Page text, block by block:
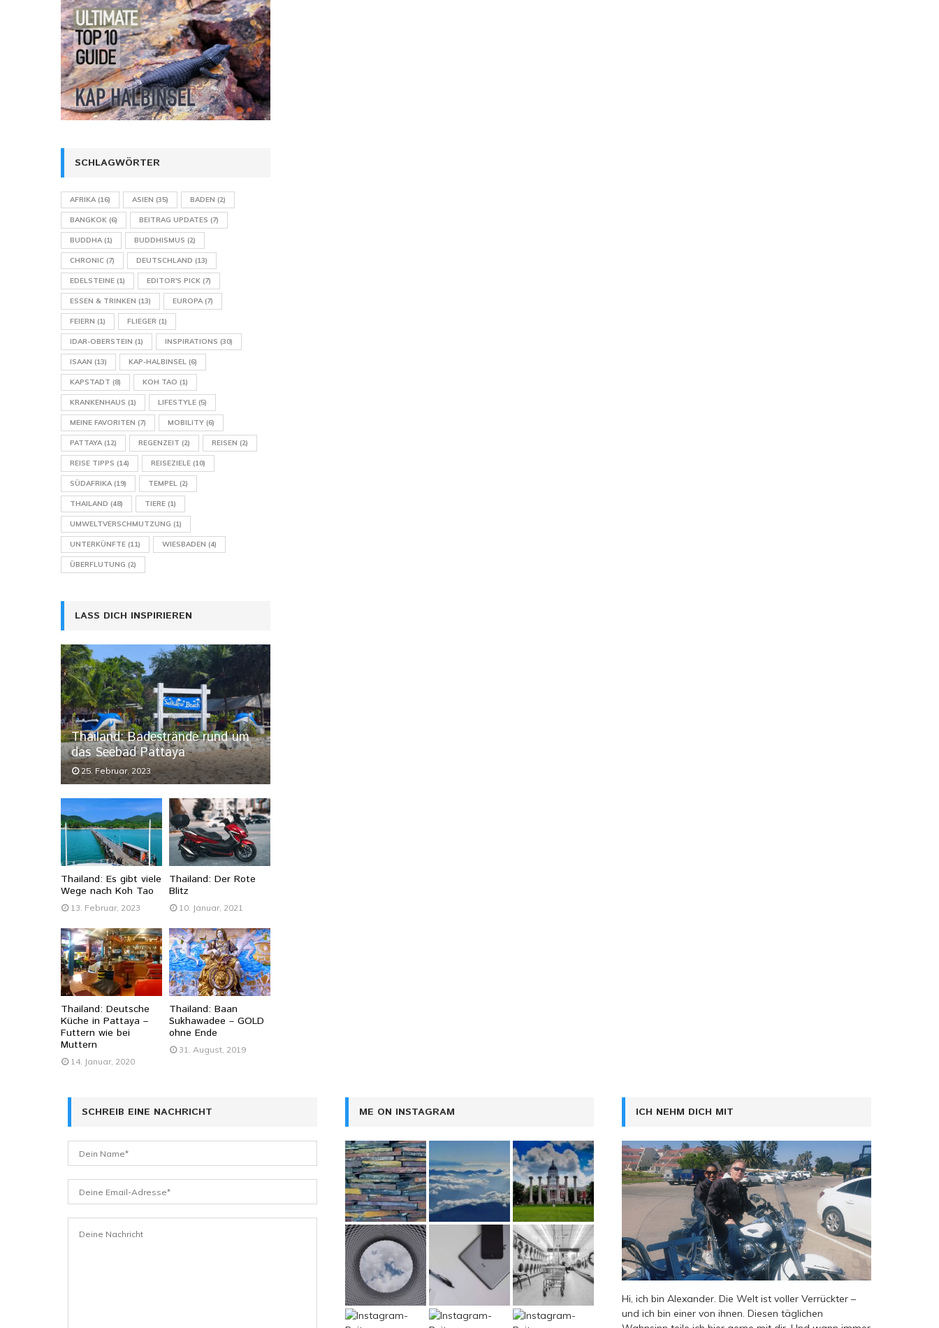
SCHLAGWÖRTER
AFRIKA(16) ASIEN (35) BADEN (2)
BANGKOK (6) BEITRAG UPDATES (7)
BUDDHA(1) BUDDHISMUS (2)
CHRONIC (7) DEUTSCHLAND (13)
EDELSTEINE (1) EDITOR'S PICK (7)
ESSEN & TRINKEN (13) EUROPA(7)
FEIERN (1) FLIEGER (1)
IDAR-OBERSTEIN (1) INSPIRATIONS (30)
ISAAN (13) KAP-HALBINSEL (6)
KAPSTADT (8) KOH TAO (1)
KRANKENHAUS (1) LIFESTYLE (5)
MEINE FAVORITEN (7) MOBILITY (6)
PATTAYA(12) REGENZEIT (2) REISEN (2)
REISE TIPPS (14) REISEZIELE (10)
SÜDAFRIKA(19) TEMPEL (2)
THAILAND (48) TIERE (1)
UMWELTVERSCHMUTZUNG (1)
UNTERKÜNFTE (11) WIESBADEN (4)
ÜBERFLUTUNG (2)
LASS DICH INSPIRIEREN
Thailand: Badestrände rund um
das Seebad Pattaya
25. Februar, 2023
Thailand: Es gibt viele
Wege nach Koh Tao
13. Februar, 2023
Thailand: Der Rote
Blitz
10. Januar, 2021
Thailand: Deutsche
Küche in Pattaya –
Futtern wie bei
Muttern
14. Januar, 2020
Thailand: Baan
Sukhawadee – GOLD
ohne Ende
31. August, 2019
SCHREIB EINE NACHRICHT ME ON INSTAGRAM ICH NEHM DICH MIT
Hi, ich bin Alexander. Die Welt ist voller Verrückter –
und ich bin einer von ihnen. Diesen täglichen